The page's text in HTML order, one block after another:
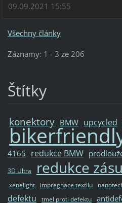
09.09.2021 15:55
Všechny články
Záznamy: 1 - 3 ze 206
Štítky
konektory BMW upcycled
4165 redukce BMW
3D Ultra
redukce
xenelight impregnace textilu
defektu
tmel proti defektu